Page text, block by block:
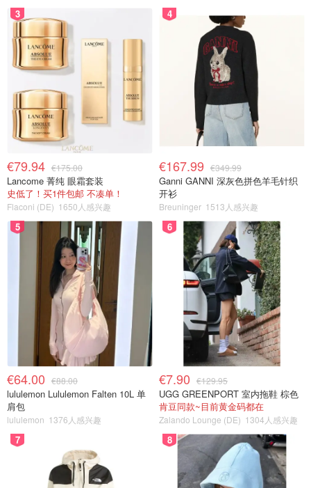
3
€79.94 €175.00
Lancome 菁纯 眼霜套装
史低了！买1件包邮 不凑单！
Flaconi (DE) 1650人感兴趣
4
€167.99 €349.99
Ganni GANNI 深灰色拼色羊毛针织
开衫
Breuninger 1513人感兴趣
5
€64.00 €88.00
lululemon Lululemon Falten 10L 单
肩包
lululemon 1376人感兴趣
6
€7.90 €129.95
UGG GREENPORT 室内拖鞋 棕色
肯豆同款~目前黄金码都在
Zalando Lounge (DE) 1304人感兴趣
7 8